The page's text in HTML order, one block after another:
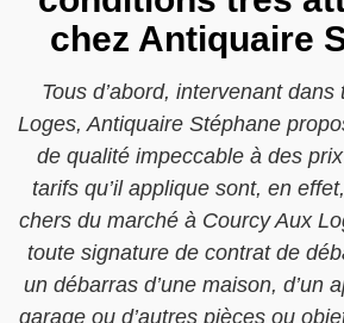
chez Antiquaire
Tous d’abord, intervenant
Loges, Antiquaire Stéphane
de qualité impeccable à des
tarifs qu’il applique sont, en
chers du marché à Courcy Aux
toute signature de contrat de
un débarras d’une maison, d’un
garage ou d’autres pièces ou